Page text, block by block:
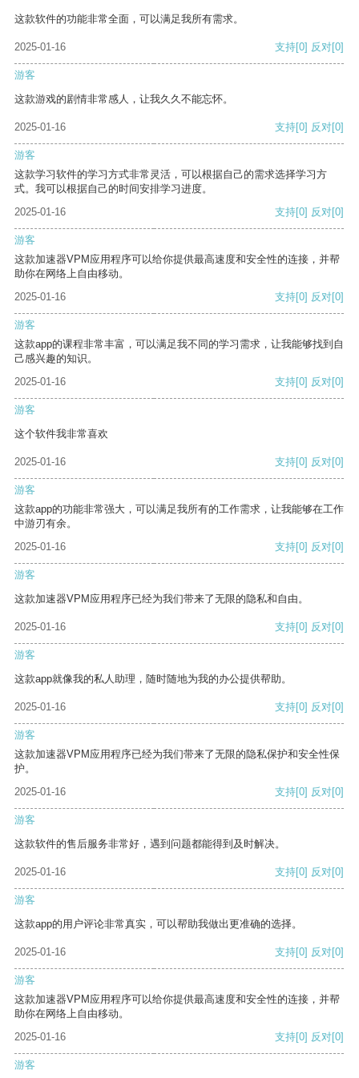
这款软件的功能非常全面，可以满足我所有需求。
2025-01-16 支持[0] 反对[0]
游客
这款游戏的剧情非常感人，让我久久不能忘怀。
2025-01-16 支持[0] 反对[0]
游客
这款学习软件的学习方式非常灵活，可以根据自己的需求选择学习方
式。我可以根据自己的时间安排学习进度。
2025-01-16
支持[0] 反对[0]
游客
这款加速器VPM应用程序可以给你提供最高速度和安全性的连接，并帮
助你在网络上自由移动。
2025-01-16
支持[0] 反对[0]
游客
这款app的课程非常丰富，可以满足我不同的学习需求，让我能够找到自
己感兴趣的知识。
2025-01-16
支持[0] 反对[0]
游客
这个软件我非常喜欢
2025-01-16 支持[0] 反对[0]
游客
这款app的功能非常强大，可以满足我所有的工作需求，让我能够在工作
中游刃有余。
2025-01-16
支持[0] 反对[0]
游客
这款加速器VPM应用程序已经为我们带来了无限的隐私和自由。
2025-01-16 支持[0] 反对[0]
游客
这款app就像我的私人助理，随时随地为我的办公提供帮助。
2025-01-16 支持[0] 反对[0]
游客
这款加速器VPM应用程序已经为我们带来了无限的隐私保护和安全性保
护。
2025-01-16
支持[0] 反对[0]
游客
这款软件的售后服务非常好，遇到问题都能得到及时解决。
2025-01-16 支持[0] 反对[0]
游客
这款app的用户评论非常真实，可以帮助我做出更准确的选择。
2025-01-16 支持[0] 反对[0]
游客
这款加速器VPM应用程序可以给你提供最高速度和安全性的连接，并帮
助你在网络上自由移动。
2025-01-16
支持[0] 反对[0]
游客